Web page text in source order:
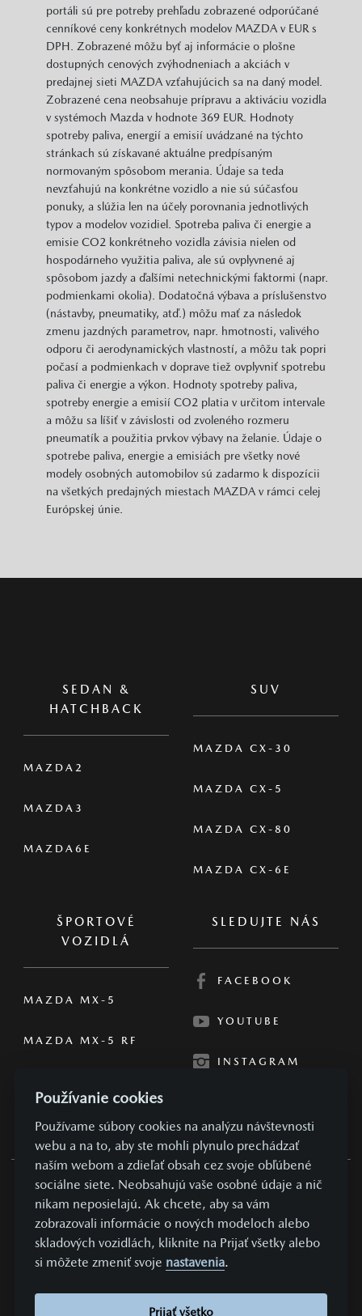
portáli sú pre potreby prehľadu zobrazené odporúčané
cenníkové ceny konkrétnych modelov MAZDA v EUR s
DPH. Zobrazené môžu byť aj informácie o plošne
dostupných cenových zvýhodneniach a akciách v
predajnej sieti MAZDA vzťahujúcich sa na daný model.
Zobrazené cena neobsahuje prípravu a aktiváciu vozidla
v systémoch Mazda v hodnote 369 EUR. Hodnoty
spotreby paliva, energií a emisií uvádzané na týchto
stránkach sú získavané aktuálne predpísaným
normovaným spôsobom merania. Údaje sa teda
nevzťahujú na konkrétne vozidlo a nie sú súčasťou
ponuky, a slúžia len na účely porovnania jednotlivých
typov a modelov vozidiel. Spotreba paliva či energie a
emisie CO2 konkrétneho vozidla závisia nielen od
hospodárneho využitia paliva, ale sú ovplyvnené aj
spôsobom jazdy a ďalšími netechnickými faktormi (napr.
podmienkami okolia). Dodatočná výbava a príslušenstvo
(nástavby, pneumatiky, atď.) môžu mať za následok
zmenu jazdných parametrov, napr. hmotnosti, valivého
odporu či aerodynamických vlastností, a môžu tak popri
počasí a podmienkach v doprave tiež ovplyvniť spotrebu
paliva či energie a výkon. Hodnoty spotreby paliva,
spotreby energie a emisií CO2 platia v určitom intervale
a môžu sa líšiť v závislosti od zvoleného rozmeru
pneumatík a použitia prvkov výbavy na želanie. Údaje o
spotrebe paliva, energie a emisiách pre všetky nové
modely osobných automobilov sú zadarmo k dispozícii
na všetkých predajných miestach MAZDA v rámci celej
Európskej únie.
SEDAN &
HATCHBACK
MAZDA2
MAZDA3
MAZDA6E
SUV
MAZDA CX-30
MAZDA CX-5
MAZDA CX-80
MAZDA CX-6E
ŠPORTOVÉ
VOZIDLÁ
MAZDA MX-5
MAZDA MX-5 RF
SLEDUJTE NÁS
FACEBOOK
YOUTUBE
INSTAGRAM
OBCHODNÉ PODMIENKY
SÚKROMIE A OSOBNÉ ÚDAJE
NASTAVENIE COOKIES
Používanie cookies
Používame súbory cookies na analýzu návštevnosti
webu a na to, aby ste mohli plynulo prechádzať
naším webom a zdieľať obsah cez svoje obľúbené
sociálne siete. Neobsahujú vaše osobné údaje a nič
nikam neposielajú. Ak chcete, aby sa vám
zobrazovali informácie o nových modeloch alebo
skladových vozidlách, kliknite na Prijať všetky alebo
si môžete zmeniť svoje nastavenia.
Prijať všetko